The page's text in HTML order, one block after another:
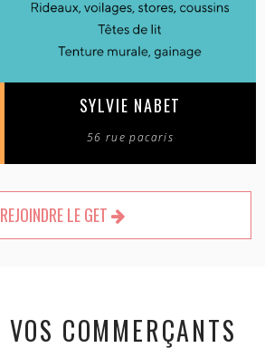
SYLVIE NABET
56 rue pacaris
REJOINDRE LE GET
VOS COMMERÇANTS